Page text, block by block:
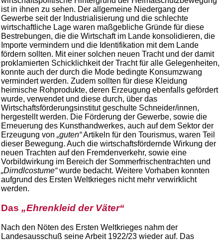
ist in ihnen zu sehen. Der allgemeine Niedergang der
Gewerbe seit der Industrialisierung und die schlechte
wirtschaftliche Lage waren maßgebliche Gründe für diese
Bestrebungen, die die Wirtschaft im Lande konsolidieren, die
Importe vermindern und die Identifikation mit dem Lande
fördern sollten. Mit einer solchen neuen Tracht und der damit
proklamierten Schicklichkeit der Tracht für alle Gelegenheiten,
konnte auch der durch die Mode bedingte Konsumzwang
vermindert werden. Zudem sollten für diese Kleidung
heimische Rohprodukte, deren Erzeugung ebenfalls gefördert
wurde, verwendet und diese durch, über das
Wirtschaftsförderungsinstitut geschulte Schneider/innen,
hergestellt werden. Die Förderung der Gewerbe, sowie die
Erneuerung des Kunsthandwerkes, auch auf dem Sektor der
Erzeugung von „guten“Artikeln für den Tourismus, waren Teil
dieser Bewegung. Auch die wirtschaftsfördernde Wirkung der
neuen Trachten auf den Fremdenverkehr, sowie eine
Vorbildwirkung im Bereich der Sommerfrischentrachten und
„Dirndlcostume“wurde bedacht. Weitere Vorhaben konnten
aufgrund des Ersten Weltkrieges nicht mehr verwirklicht
werden.
Das „Ehrenkleid der Väter“
Nach den Nöten des Ersten Weltkrieges nahm der
Landesausschuß seine Arbeit 1922/23 wieder auf. Das